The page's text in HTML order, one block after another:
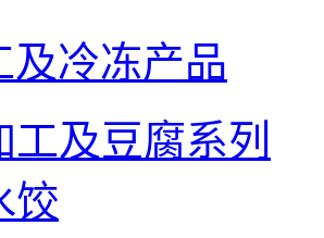
及冷冻产品
工及豆腐系列
饺